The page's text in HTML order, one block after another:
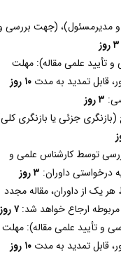
(جهت بررسی و
علمی مقاله): مهلت
قابل تمدید به مدت۱۰ روز
۳ روز
جزئی یا بازنگری کلی)
توسط کارشناس علمی و
داوران:۳ روز
از داوران، مقاله مجدد
ارجاع خواهد شد:۷ روز
تأیید علمی مقاله): مهلت
قابل تمدید به مدت۱۰ روز